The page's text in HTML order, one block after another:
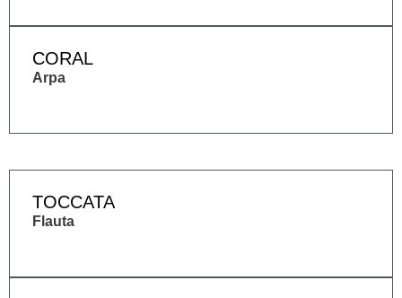
CORAL
Arpa
TOCCATA
Flauta